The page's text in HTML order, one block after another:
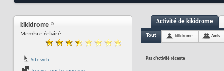
kikidrome
Membre éclairé
Site web
Activité de kikidrome
Tout kikidrome Amis
Pas d'activité récente